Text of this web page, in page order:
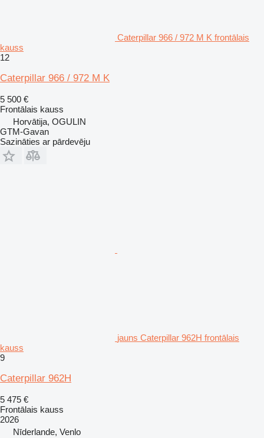
Caterpillar 966 / 972 M K frontālais
kauss
12
Caterpillar 966 / 972 M K
5 500 €
Frontālais kauss
Horvātija, OGULIN
GTM-Gavan
Sazināties ar pārdevēju
jauns Caterpillar 962H frontālais
kauss
9
Caterpillar 962H
5 475 €
Frontālais kauss
2026
Nīderlande, Venlo